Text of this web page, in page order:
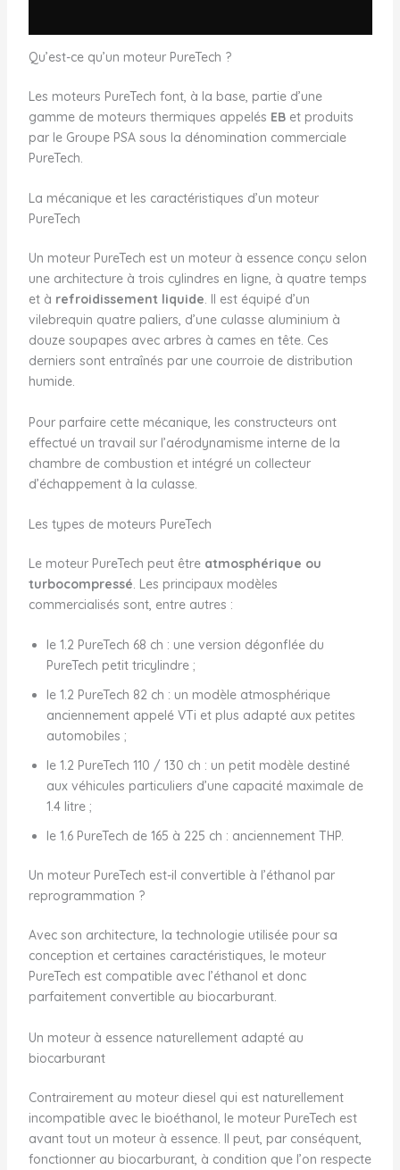
Qu’est-ce qu’un moteur PureTech ?
Les moteurs PureTech font, à la base, partie d’une
gamme de moteurs thermiques appelés EB et produits
par le Groupe PSA sous la dénomination commerciale
PureTech.
La mécanique et les caractéristiques d’un moteur
PureTech
Un moteur PureTech est un moteur à essence conçu selon
une architecture à trois cylindres en ligne, à quatre temps
et à refroidissement liquide. Il est équipé d’un
vilebrequin quatre paliers, d’une culasse aluminium à
douze soupapes avec arbres à cames en tête. Ces
derniers sont entraînés par une courroie de distribution
humide.
Pour parfaire cette mécanique, les constructeurs ont
effectué un travail sur l’aérodynamisme interne de la
chambre de combustion et intégré un collecteur
d’échappement à la culasse.
Les types de moteurs PureTech
Le moteur PureTech peut être atmosphérique ou
turbocompressé. Les principaux modèles
commercialisés sont, entre autres :
le 1.2 PureTech 68 ch : une version dégonflée du
PureTech petit tricylindre ;
le 1.2 PureTech 82 ch : un modèle atmosphérique
anciennement appelé VTi et plus adapté aux petites
automobiles ;
le 1.2 PureTech 110 / 130 ch : un petit modèle destiné
aux véhicules particuliers d’une capacité maximale de
1.4 litre ;
le 1.6 PureTech de 165 à 225 ch : anciennement THP.
Un moteur PureTech est-il convertible à l’éthanol par
reprogrammation ?
Avec son architecture, la technologie utilisée pour sa
conception et certaines caractéristiques, le moteur
PureTech est compatible avec l’éthanol et donc
parfaitement convertible au biocarburant.
Un moteur à essence naturellement adapté au
biocarburant
Contrairement au moteur diesel qui est naturellement
incompatible avec le bioéthanol, le moteur PureTech est
avant tout un moteur à essence. Il peut, par conséquent,
fonctionner au biocarburant, à condition que l’on respecte